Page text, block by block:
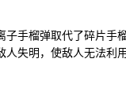
子手榴弹取代了碎片手
失明，使敌人无法利用